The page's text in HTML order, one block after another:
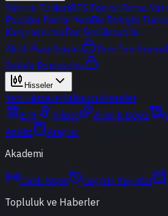
Yatırım FonlarıBES FonlarıBorsa
Popüler Fonlar YeniBir Bakışta
KarşılaştırmaFon Simülasyonu
Akıllı Para Sinyali
Ters Fon Arama
Sektör Rotasyonu
Hisseler
Yerli HisselerYabancı Hisseler
ETF
Kripto Altın & Döviz
Analiz
Araçlar
Akademi
Canlı Yayın Geçmiş Yayınlar
Topluluk ve Haberler